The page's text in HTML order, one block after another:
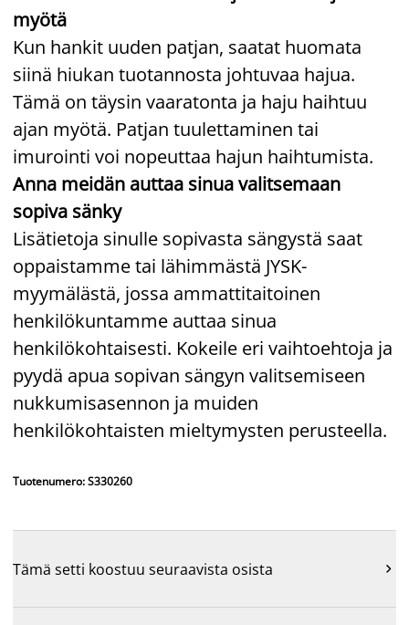
myötä
Kun hankit uuden patjan, saatat huomata
siinä hiukan tuotannosta johtuvaa hajua.
Tämä on täysin vaaratonta ja haju haihtuu
ajan myötä. Patjan tuulettaminen tai
imurointi voi nopeuttaa hajun haihtumista.
Anna meidän auttaa sinua valitsemaan
sopiva sänky
Lisätietoja sinulle sopivasta sängystä saat
oppaistamme tai lähimmästä JYSK-
myymälästä, jossa ammattitaitoinen
henkilökuntamme auttaa sinua
henkilökohtaisesti. Kokeile eri vaihtoehtoja ja
pyydä apua sopivan sängyn valitsemiseen
nukkumisasennon ja muiden
henkilökohtaisten mieltymysten perusteella.
Tuotenumero: S330260
Tämä setti koostuu seuraavista osista 